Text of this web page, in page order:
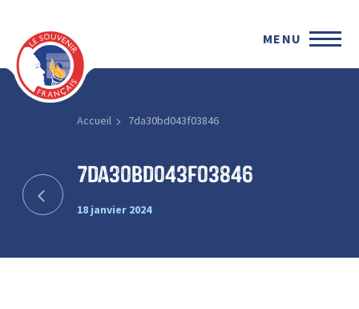
MENU
Accueil 7da30bd043f03846
7da30bd043f03846
18 janvier 2024